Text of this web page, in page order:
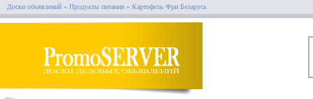
Доски объявлений » Продукты питания » Картофель Фри Беларусь